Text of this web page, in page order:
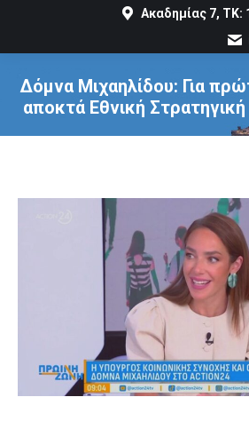
Ακαδημίας 7, ΤΚ:
Δόμνα Μιχαηλίδου: Για
αποκτά Εθνική
You